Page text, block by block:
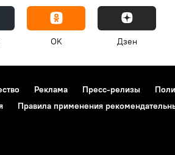
OK Дзен
Реклама Пресс-релизы
Правила применения